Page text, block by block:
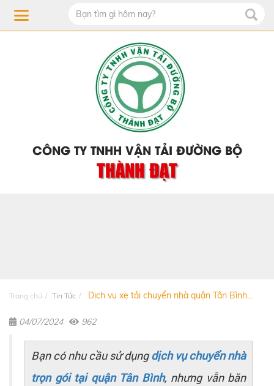
CÔNG TY TNHH VẬN TẢI ĐƯỜNG BỘ
THÀNH ĐẠT
Trang chủ Tin Tức Dịch vụ xe tải chuyển nhà quận Tân Bình...
04/07/2024 962
Bạn có nhu cầu sử dụngdịch vụ chuyển nhà
trọn gói tại quận Tân Bình, nhưng vẫn băn